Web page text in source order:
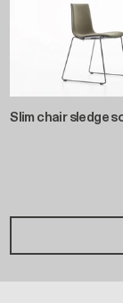
Slim chair sledge